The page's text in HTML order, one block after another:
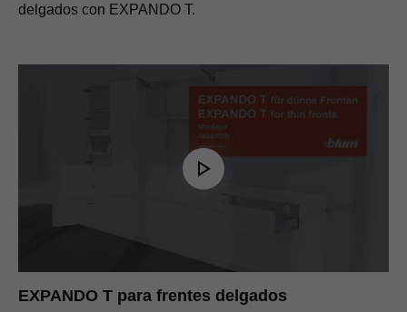
delgados con EXPANDO T.
EXPANDO T para frentes delgados